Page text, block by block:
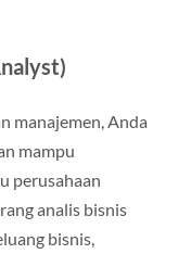
manajemen, Anda
mampu
perusahaan
analis bisnis
bisnis,